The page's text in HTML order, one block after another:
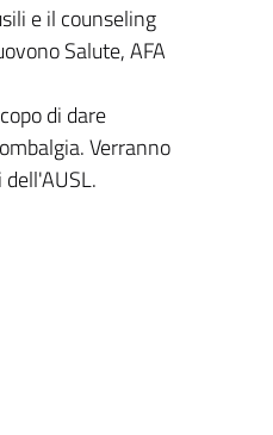
e il counseling
Salute, AFA
di dare
Verranno